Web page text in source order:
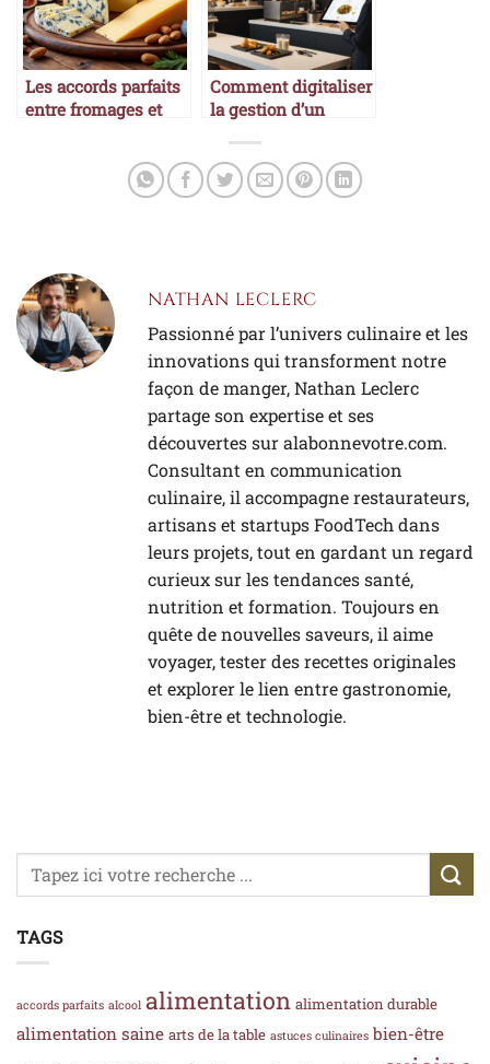
Les accords parfaits
entre fromages et
Comment digitaliser
la gestion d’un
NATHAN LECLERC
Passionné par l’univers culinaire et les
innovations qui transforment notre
façon de manger, Nathan Leclerc
partage son expertise et ses
découvertes sur alabonnevotre.com.
Consultant en communication
culinaire, il accompagne restaurateurs,
artisans et startups FoodTech dans
leurs projets, tout en gardant un regard
curieux sur les tendances santé,
nutrition et formation. Toujours en
quête de nouvelles saveurs, il aime
voyager, tester des recettes originales
et explorer le lien entre gastronomie,
bien-être et technologie.
TAGS
accords parfaits alcool alimentation alimentation durable
alimentation saine arts de la table astuces culinaires bien-être